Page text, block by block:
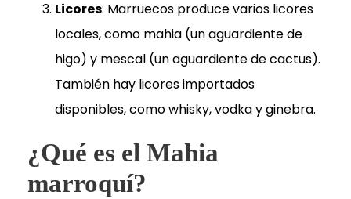
Licores: Marruecos produce varios licores
locales, como mahia (un aguardiente de
higo) y mescal (un aguardiente de cactus).
También hay licores importados
disponibles, como whisky, vodka y ginebra.
¿Qué es el Mahia
marroquí?